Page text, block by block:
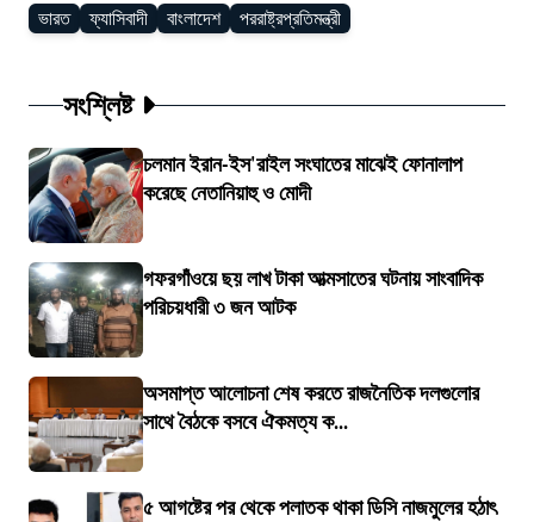
ভারত ফ্যাসিবাদী বাংলাদেশ পররাষ্ট্রপ্রতিমন্ত্রী
সংশ্লিষ্ট
চলমান ইরান-ইস'রাইল সংঘাতের মাঝেই ফোনালাপ
করেছে নেতানিয়াহু ও মোদী
গফরগাঁওয়ে ছয় লাখ টাকা আত্মসাতের ঘটনায় সাংবাদিক
পরিচয়ধারী ৩ জন আটক
অসমাপ্ত আলোচনা শেষ করতে রাজনৈতিক দলগুলোর
সাথে বৈঠকে বসবে ঐকমত্য ক...
৫ আগষ্টের পর থেকে পলাতক থাকা ডিসি নাজমুলের হঠাৎ